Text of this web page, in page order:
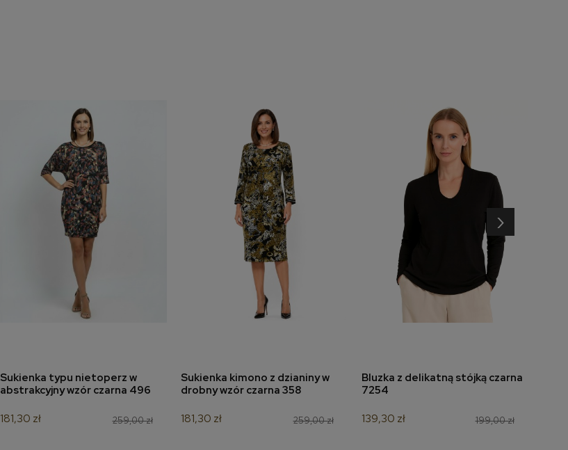
dodaj do koszyka
Sukienka typu nietoperz w
abstrakcyjny wzór czarna 496
259,00 zł
181,30 zł
dodaj do koszyka
Sukienka kimono z dzianiny w
drobny wzór czarna 358
259,00 zł
181,30 zł
dodaj do koszyka
Bluzka z delikatną stójką czarna
7254
199,00 zł
139,30 zł
›